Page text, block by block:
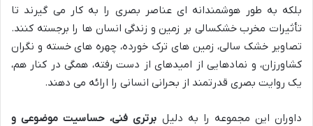
بلکه به طور هوشمندانه ای عناصر بصری را به کار می گیرند تا
تأثیرات مخرب خشکسالی بر زمین و زندگی انسان ها را برجسته کنند.
تصاویر خشک سالی، زمین های ترک خورده، چهره های خسته و نگران
کشاورزان، و نمادهایی از امیدهای از دست رفته، همگی در کنار هم،
یک روایت بصری قدرتمند از بحرانی انسانی را ارائه می دهند.
داوران این مجموعه را به دلیل برتری فنی، حساسیت موضوعی و